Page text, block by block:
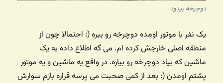
دوچرخه بیدود
یک نفر با موتور اومده دوچرخه رو ببره (: احتمالا چون از
منطقه اصلی خارجش کرده ام. می گه اطلاع داده به یک
ماشین که بیاد دوچرخه رو بیاره. در واقع یه ماشین و یه موتور
پشتم اومدن (: بعد از کمی صحبت می پرسه قراره بازم سوارش